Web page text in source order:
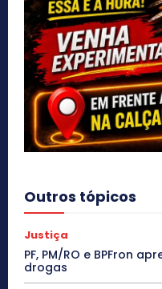
Outros tópicos
Justiça
PF, PM/RO e BPFron
drogas